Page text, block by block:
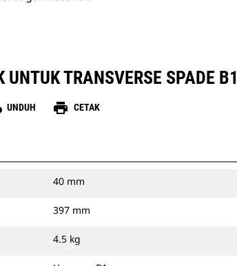
UNTUK TRANSVERSE SPADE B1
UNDUH print CETAK
40 mm
397 mm
4.5 kg